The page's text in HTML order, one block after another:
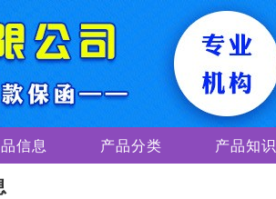
信息 产品分类 产品知识